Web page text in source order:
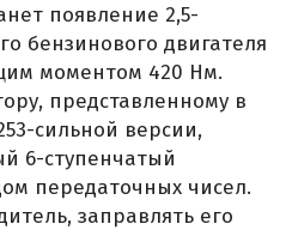
появление 2,5-
бензинового двигателя
моментом 420 Нм.
представленному в
сильной версии,
6-ступенчатый
передаточных чисел.
заправлять его